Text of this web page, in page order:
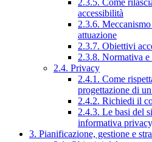
accessibilità
2.3.6.
attuazione
2.3.7. Obiettivi
2.3.8. Normativa
2.4. Privacy
2.4.1. Come
progettazione di
2.4.2. Richiedi il
2.4.3. Le basi del
informativa
3. Pianificazione, gestione e